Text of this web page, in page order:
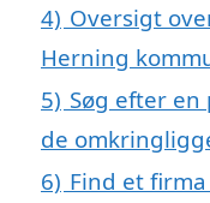
4) Oversigt
Herning
5) Søg efter
de
6) Find et